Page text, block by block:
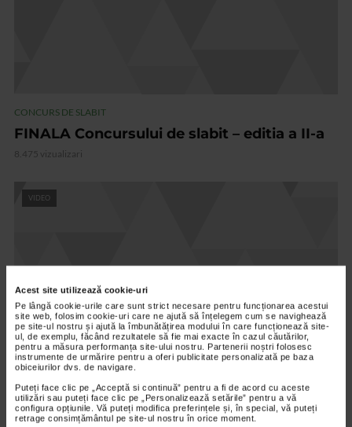
Acest site utilizează cookie-uri
Pe lângă cookie-urile care sunt strict necesare pentru funcționarea acestui
site web, folosim cookie-uri care ne ajută să înțelegem cum se navighează
pe site-ul nostru și ajută la îmbunătățirea modului în care funcționează site-
ul, de exemplu, făcând rezultatele să fie mai exacte în cazul căutărilor,
pentru a măsura performanța site-ului nostru. Partenerii noștri folosesc
instrumente de urmărire pentru a oferi publicitate personalizată pe baza
obiceiurilor dvs. de navigare.
Puteți face clic pe „Acceptă si continuă” pentru a fi de acord cu aceste
utilizări sau puteți face clic pe „Personalizează setările” pentru a vă
configura opțiunile. Vă puteți modifica preferințele și, în special, vă puteți
retrage consimțământul pe site-ul nostru în orice moment.
CONCURS DE SLABIT
FINALA Concursului de slabit – editia a II-a
8.475 vizualizari
VIDEO
CONCURS DE SLABIT